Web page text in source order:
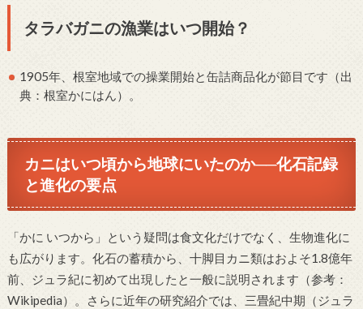
タラバガニの漁業はいつ開始？
1905年、根室地域での操業開始と缶詰商品化が節目です（出
典：根室かにはん）。
カニはいつ頃から地球にいたのか──化石記録
と進化の要点
「かに いつから」という疑問は食文化だけでなく、生物進化に
も広がります。化石の蓄積から、十脚目カニ類はおよそ1.8億年
前、ジュラ紀に初めて出現したと一般に説明されます（参考：
Wikipedia）。さらに近年の研究紹介では、三畳紀中期（ジュラ